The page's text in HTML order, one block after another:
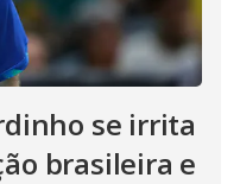
se irrita
brasileira e